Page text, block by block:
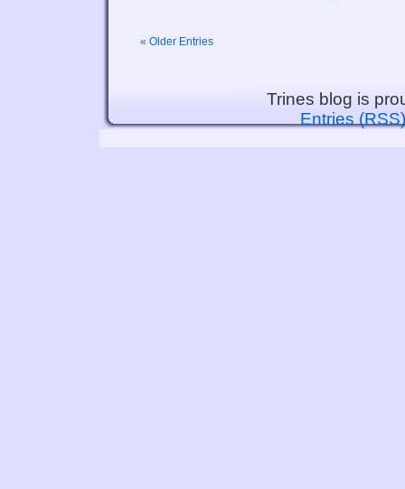
« Older Entries
Trines blog is
Entries (RSS)